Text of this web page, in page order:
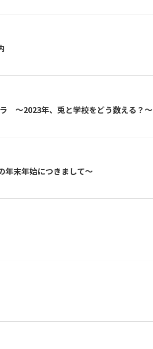
～2023年、兎と学校をどう数える？～
年末年始につきまして～